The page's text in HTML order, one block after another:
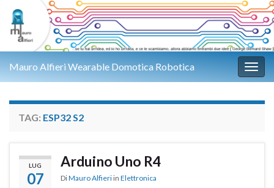
Mauro Alfieri Wearable Domotica Robotica
TAG: ESP32 S2
LUG
07
Arduino Uno R4
DiMauro Alfieri in Elettronica